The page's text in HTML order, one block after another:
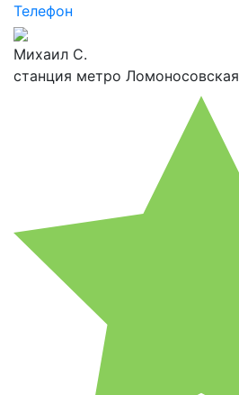
Телефон
Михаил С.
станция метро Ломоносовская